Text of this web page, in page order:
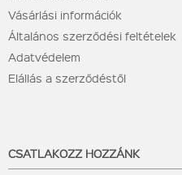
Vásárlási információk
Általános szerződési feltételek
Adatvédelem
Elállás a szerződéstől
CSATLAKOZZ HOZZÁNK